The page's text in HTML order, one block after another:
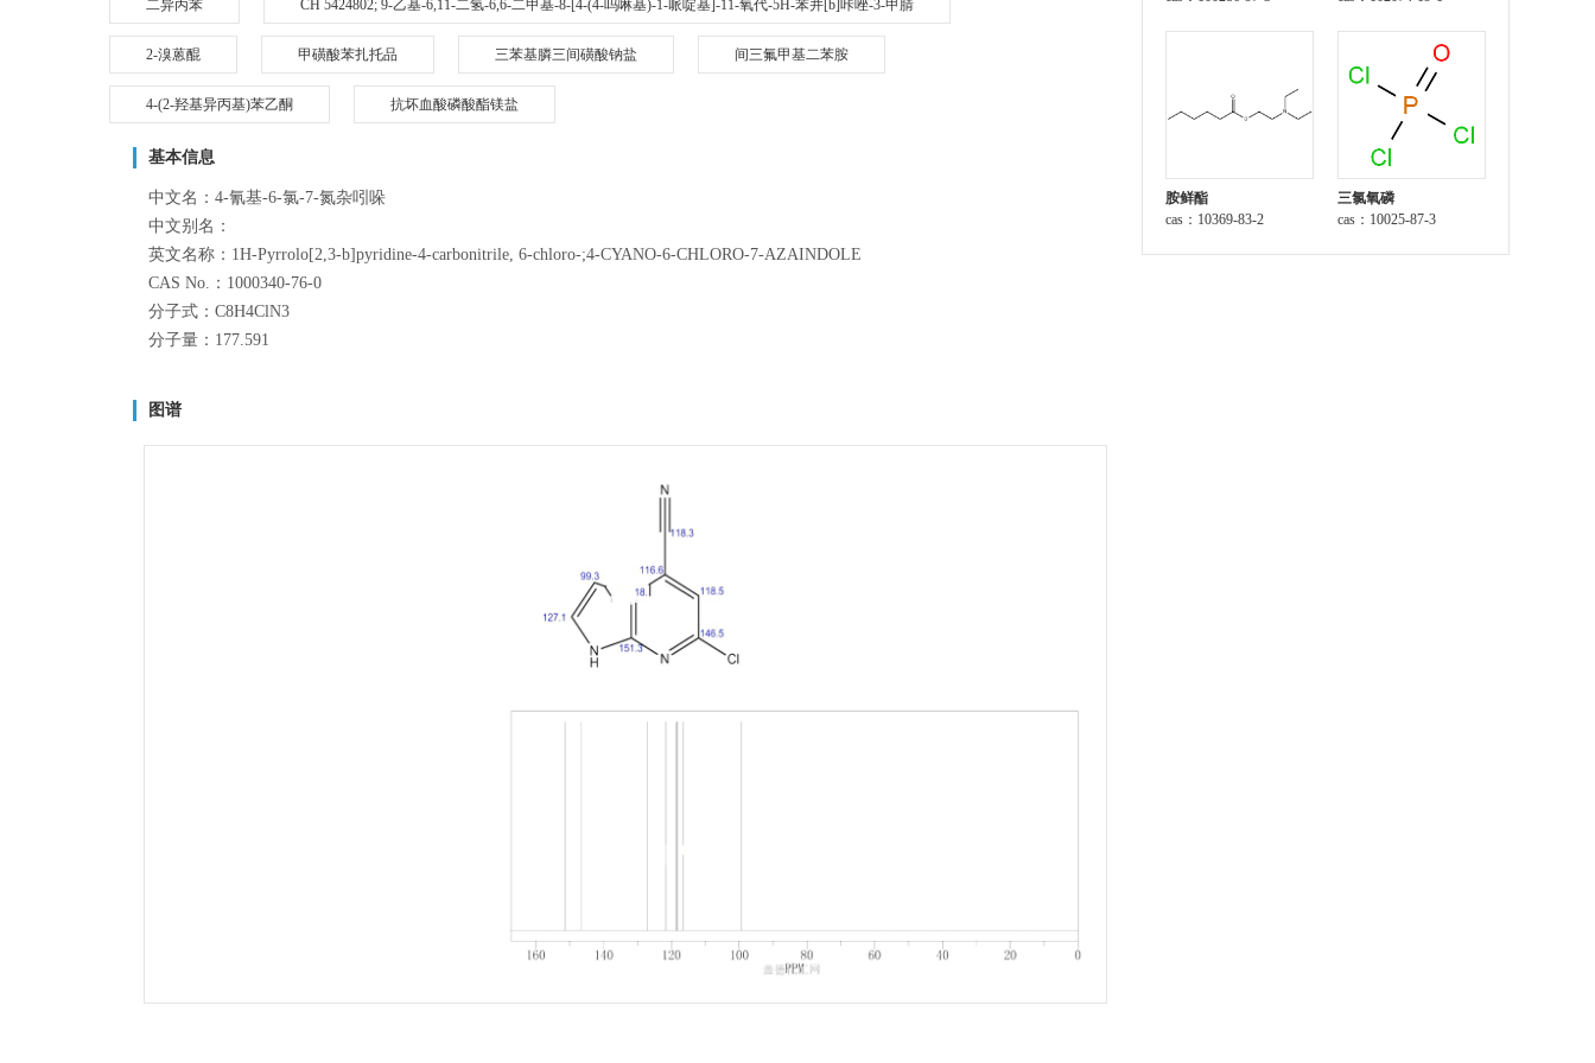
二异丙苯 CH 5424802; 9-乙基-6,11-二氢-6,6-二甲基-8-[4-(4-吗啉基)-1-哌啶基]-11-氧代-5H-苯并[b]咔唑-3-甲腈
2-溴蒽醌 甲磺酸苯扎托品 三苯基膦三间磺酸钠盐 间三氟甲基二苯胺
4-(2-羟基异丙基)苯乙酮 抗坏血酸磷酸酯镁盐
基本信息
中文名：4-氰基-6-氯-7-氮杂吲哚
中文别名：
英文名称：1H-Pyrrolo[2,3-b]pyridine-4-carbonitrile, 6-chloro-;4-CYANO-6-CHLORO-7-AZAINDOLE
CAS No.：1000340-76-0
分子式：C8H4ClN3
分子量：177.591
图谱
胺鲜酯
cas：10369-83-2
三氯氧磷
cas：10025-87-3